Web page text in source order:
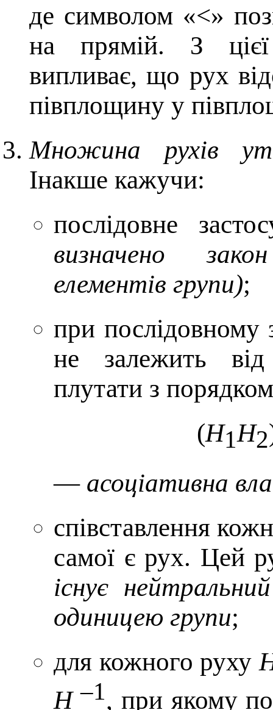
де символом «<»
на прямій. З цієї
випливає, що рух
півплощину у
Множина рухів
Інакше кажучи:
послідовне
визначено
елементів групи);
при послідовному
не залежить
плутати з
(H1H2
— асоціативна
співставлення
самої є рух. Цей
існує
одиницею групи;
для кожного руху
H–1, при якому